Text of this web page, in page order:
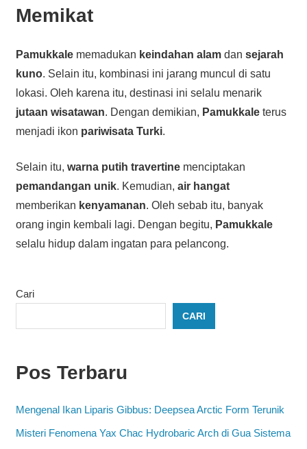
Memikat
Pamukkalememadukan keindahan alamdan sejarah
kuno. Selain itu, kombinasi ini jarang muncul di satu
lokasi. Oleh karena itu, destinasi ini selalu menarik
jutaan wisatawan. Dengan demikian, Pamukkaleterus
menjadi ikon pariwisata Turki.
Selain itu, warna putih travertinemenciptakan
pemandangan unik. Kemudian, air hangat
memberikan kenyamanan. Oleh sebab itu, banyak
orang ingin kembali lagi. Dengan begitu, Pamukkale
selalu hidup dalam ingatan para pelancong.
Cari
CARI
Pos Terbaru
Mengenal Ikan Liparis Gibbus: Deepsea Arctic Form Terunik
Misteri Fenomena Yax Chac Hydrobaric Arch di Gua Sistema